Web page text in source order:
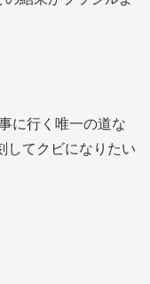
に行く唯一の道な
してクビになりたい